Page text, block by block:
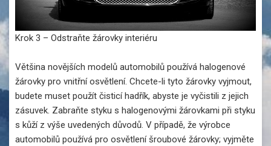
Krok 3 – Odstraňte žárovky interiéru
Většina novějších modelů automobilů používá halogenové
žárovky pro vnitřní osvětlení. Chcete-li tyto žárovky vyjmout,
budete muset použít čisticí hadřík, abyste je vyčistili z jejich
zásuvek. Zabraňte styku s halogenovými žárovkami při styku
s kůží z výše uvedených důvodů. V případě, že výrobce
automobilů používá pro osvětlení šroubové žárovky; vyjměte